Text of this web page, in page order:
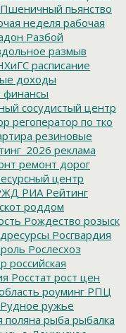
Пшеничный пьянство
неделя рабочая
Разбой
размыв
расписание
доходы
финансы
сосудистый центр
регоператор по тко
резиновые
реклама
ремонт дорог
центр
РИА Рейтинг
роддом
Рождество розыск
Росгвардия
Рослесхоз
российская
Росстат рост цен
роуминг РПЦ
Рудное ружье
поляна рыба рыбалка